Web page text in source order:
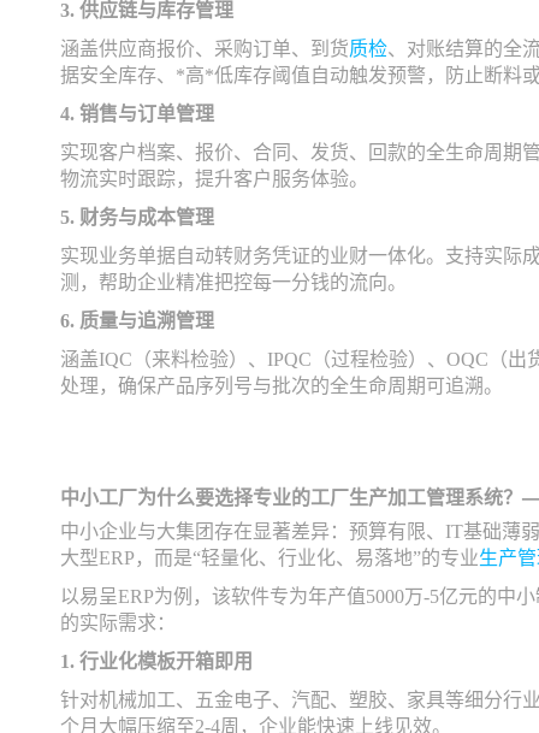
3. 供应链与库存管理
涵盖供应商报价、采购订单、到货质检、对账结算的全
据安全库存、*高*低库存阈值自动触发预警，防止断料
4. 销售与订单管理
实现客户档案、报价、合同、发货、回款的全生命周期
物流实时跟踪，提升客户服务体验。
5. 财务与成本管理
实现业务单据自动转财务凭证的业财一体化。支持实际
测，帮助企业精准把控每一分钱的流向。
6. 质量与追溯管理
涵盖IQC（来料检验）、IPQC（过程检验）、OQC（
处理，确保产品序列号与批次的全生命周期可追溯。
中小工厂为什么要选择专业的工厂生产加工管理系统
中小企业与大集团存在显著差异：预算有限、IT基础薄
大型ERP，而是“轻量化、行业化、易落地”的专业生产
以易呈ERP为例，该软件专为年产值5000万-5亿元的中
的实际需求：
1. 行业化模板开箱即用
针对机械加工、五金电子、汽配、塑胶、家具等细分行
个月大幅压缩至2-4周，企业能快速上线见效。